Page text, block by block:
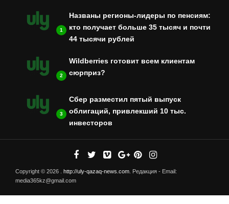
1
Названы регионы-лидеры по пенсиям:
кто получает больше 35 тысяч и почти
44 тысячи рублей
2
Wildberries готовит всем клиентам
сюрприз?
3
Сбер разместил пятый выпуск
облигаций, привлекший 10 тыс.
инвесторов
Copyright © 2026 . http://uly-qazaq-news.com . Редакция - Email:
media365kz@gmail.com